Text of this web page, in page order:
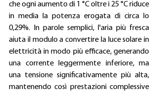
che ogni aumento di 1 °C oltre i 25 °C riduce
in media la potenza erogata di circa lo
0,29%. In parole semplici, l'aria più fresca
aiuta il modulo a convertire la luce solare in
elettricità in modo più efficace, generando
una corrente leggermente inferiore, ma
una tensione significativamente più alta,
mantenendo così prestazioni complessive